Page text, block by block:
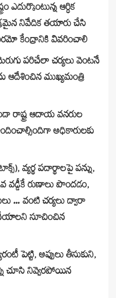
ఎదుర్కొంటున్న ఆర్ధిక
నివేదిక తయారు చేసి
కేంద్రానికి వివరించాలి
పరిచేలా చర్యలు వెంటనే
ఆదేశించిన ముఖ్యమంత్రి
రాష్ట్ర ఆదాయ వనరుల
అధికారులకు
వ్యర్థ పదార్థాలపై పన్ను,
వడ్డీకే రుణాలు పొందడం,
… వంటి చర్యలు ద్వారా
సూచించిన
పెట్టి, అప్పులు తీసుకుని,
చూసి నివ్వెరపోయిన